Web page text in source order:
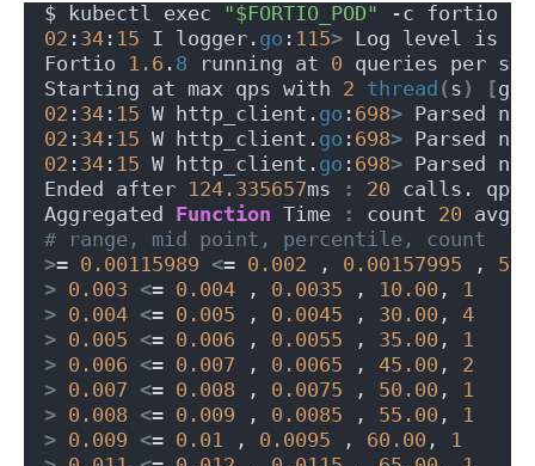
$ kubectl exec "$FORTIO_POD" -c fortio
02 : 34 : 15 I logger. go : 115> Log level is
Fortio 1.6 . 8 running at 0 queries per
Starting at max qps with 2 thread (s ) [
02 : 34 : 15 W http_client. go : 698> Parsed
02 : 34 : 15 W http_client. go : 698> Parsed
02 : 34 : 15 W http_client. go : 698> Parsed
Ended after 124.335657ms : 20 calls. qps=
Aggregated Function Time : count 20 avg
# range, mid point, percentile, count
>= 0.00115989 <= 0.002 , 0.00157995 ,
> 0.003 <= 0.004 , 0.0035 , 10.00 , 1
> 0.004 <= 0.005 , 0.0045 , 30.00 , 4
> 0.005 <= 0.006 , 0.0055 , 35.00 , 1
> 0.006 <= 0.007 , 0.0065 , 45.00 , 2
> 0.007 <= 0.008 , 0.0075 , 50.00 , 1
> 0.008 <= 0.009 , 0.0085 , 55.00 , 1
> 0.009 <= 0.01 , 0.0095 , 60.00 , 1